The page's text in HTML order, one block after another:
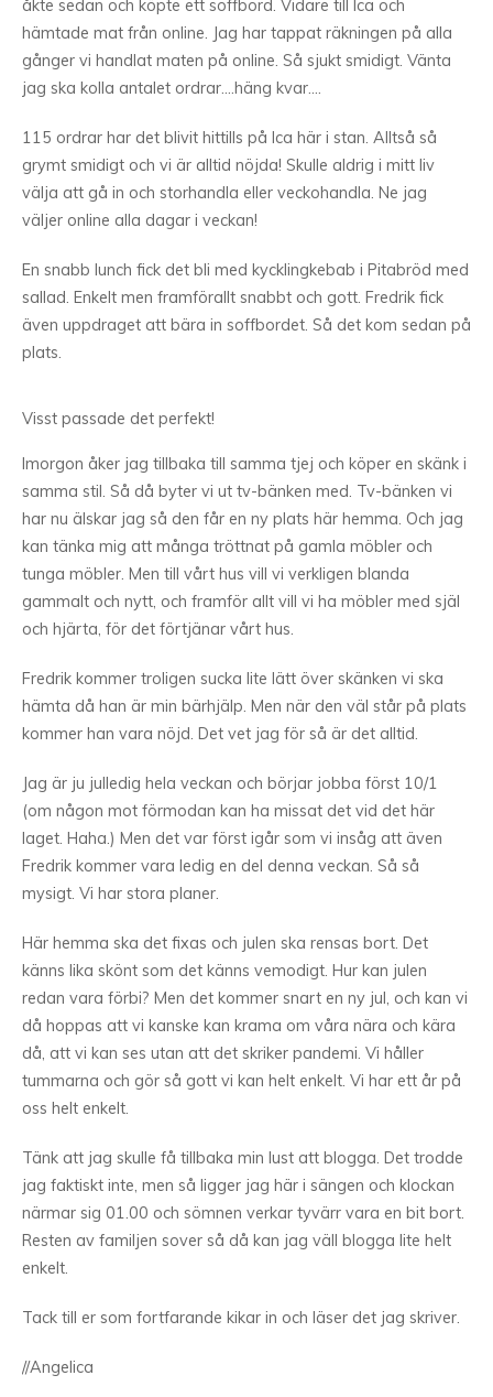
åkte sedan och köpte ett soffbord. Vidare till Ica och
hämtade mat från online. Jag har tappat räkningen på alla
gånger vi handlat maten på online. Så sjukt smidigt. Vänta
jag ska kolla antalet ordrar….häng kvar….
115 ordrar har det blivit hittills på Ica här i stan. Alltså så
grymt smidigt och vi är alltid nöjda! Skulle aldrig i mitt liv
välja att gå in och storhandla eller veckohandla. Ne jag
väljer online alla dagar i veckan!
En snabb lunch fick det bli med kycklingkebab i Pitabröd med
sallad. Enkelt men framförallt snabbt och gott. Fredrik fick
även uppdraget att bära in soffbordet. Så det kom sedan på
plats.
Visst passade det perfekt!
Imorgon åker jag tillbaka till samma tjej och köper en skänk i
samma stil. Så då byter vi ut tv-bänken med. Tv-bänken vi
har nu älskar jag så den får en ny plats här hemma. Och jag
kan tänka mig att många tröttnat på gamla möbler och
tunga möbler. Men till vårt hus vill vi verkligen blanda
gammalt och nytt, och framför allt vill vi ha möbler med själ
och hjärta, för det förtjänar vårt hus.
Fredrik kommer troligen sucka lite lätt över skänken vi ska
hämta då han är min bärhjälp. Men när den väl står på plats
kommer han vara nöjd. Det vet jag för så är det alltid.
Jag är ju julledig hela veckan och börjar jobba först 10/1
(om någon mot förmodan kan ha missat det vid det här
laget. Haha.) Men det var först igår som vi insåg att även
Fredrik kommer vara ledig en del denna veckan. Så så
mysigt. Vi har stora planer.
Här hemma ska det fixas och julen ska rensas bort. Det
känns lika skönt som det känns vemodigt. Hur kan julen
redan vara förbi? Men det kommer snart en ny jul, och kan vi
då hoppas att vi kanske kan krama om våra nära och kära
då, att vi kan ses utan att det skriker pandemi. Vi håller
tummarna och gör så gott vi kan helt enkelt. Vi har ett år på
oss helt enkelt.
Tänk att jag skulle få tillbaka min lust att blogga. Det trodde
jag faktiskt inte, men så ligger jag här i sängen och klockan
närmar sig 01.00 och sömnen verkar tyvärr vara en bit bort.
Resten av familjen sover så då kan jag väll blogga lite helt
enkelt.
Tack till er som fortfarande kikar in och läser det jag skriver.
//Angelica